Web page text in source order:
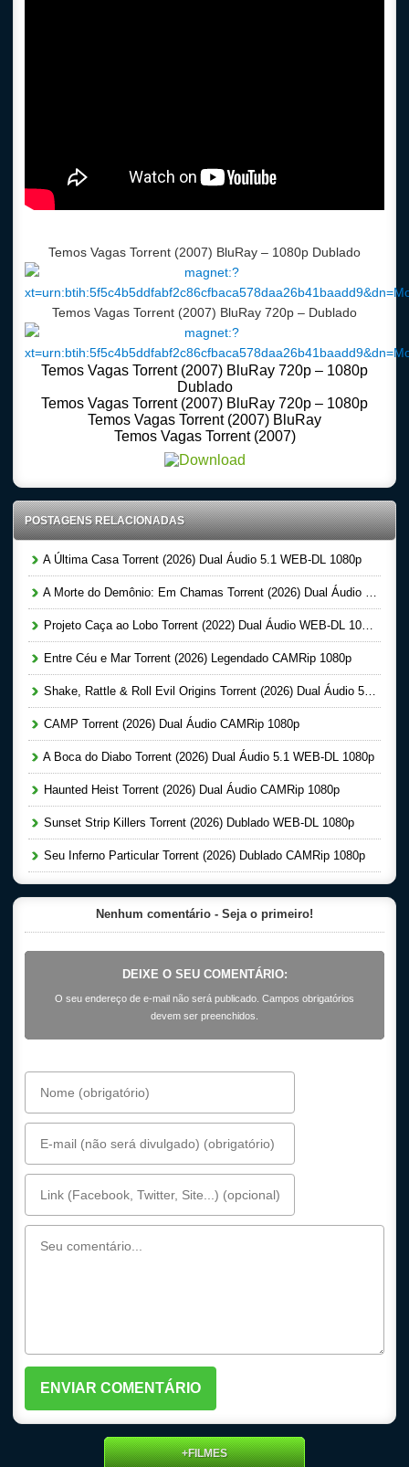
Temos Vagas Torrent (2007) BluRay – 1080p Dublado
Temos Vagas Torrent (2007) BluRay 720p – Dublado
Temos Vagas Torrent (2007) BluRay 720p – 1080p
Dublado
Temos Vagas Torrent (2007) BluRay 720p – 1080p
Temos Vagas Torrent (2007) BluRay
Temos Vagas Torrent (2007)
POSTAGENS RELACIONADAS
A Última Casa Torrent (2026) Dual Áudio 5.1 WEB-DL 1080p
A Morte do Demônio: Em Chamas Torrent (2026) Dual Áudio WEB-DL 720p | 1080p
Projeto Caça ao Lobo Torrent (2022) Dual Áudio WEB-DL 1080p
Entre Céu e Mar Torrent (2026) Legendado CAMRip 1080p
Shake, Rattle & Roll Evil Origins Torrent (2026) Dual Áudio 5.1 WEB-DL 1080p
CAMP Torrent (2026) Dual Áudio CAMRip 1080p
A Boca do Diabo Torrent (2026) Dual Áudio 5.1 WEB-DL 1080p
Haunted Heist Torrent (2026) Dual Áudio CAMRip 1080p
Sunset Strip Killers Torrent (2026) Dublado WEB-DL 1080p
Seu Inferno Particular Torrent (2026) Dublado CAMRip 1080p
Nenhum comentário - Seja o primeiro!
DEIXE O SEU COMENTÁRIO:
O seu endereço de e-mail não será publicado. Campos obrigatórios
devem ser preenchidos.
+FILMES